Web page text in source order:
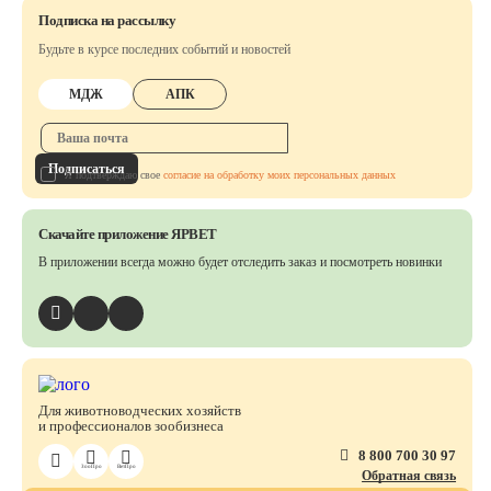
ЗооПро ВетПро
Для животноводческих хозяйств
и профессионалов зообизнеса
8 800 700 30 97
Обратная связь
Подписка на рассылку
Будьте в курсе последних событий и новостей
МДЖ АПК
Подписаться
Я подтверждаю свое согласие на обработку моих персональных данных
Скачайте приложение ЯРВЕТ
В приложении всегда можно будет отследить заказ и посмотреть новинки